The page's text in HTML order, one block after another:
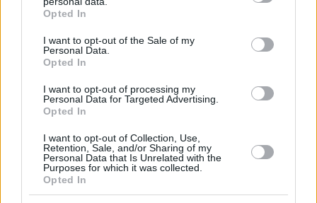
grant or deny consent to Google and its third-party tags to
use your data for below specified purposes in below Google
consent section.
Opted In
I want to opt-out of the Sale of my
Personal Data.
Opted In
I want to opt-out of processing my
Personal Data for Targeted Advertising.
Opted In
I want to opt-out of Collection, Use,
Retention, Sale, and/or Sharing of my
Personal Data that Is Unrelated with the
Purposes for which it was collected.
Opted In
επιλέγοντας τη σωστή πλευρά της δικαιοσύνης
στην ανισότητα, της προόδου απέναντι στο
συντηρητισμό, των συμφερόντων της μεγάλης
κοινωνικής πλειοψηφίας απέναντι σε μια
πολιτική που ευνοεί λίγους και ισχυρούς». «Με
καλά επεξεργασμένες, τεκμηριωμένες και
άμεσα εφαρμόσιμες προτάσεις. Σε πείσμα του
κ. Μητσοτάκη και της παρέας του, σε πείσμα
συγκεκριμένων συμφερόντων που λυμαίνονται
τη χώρα, αυτό το κράτος θα "ισιάξει". Και θα το